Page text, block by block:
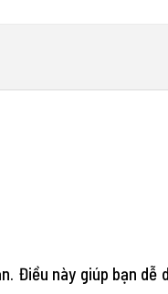
Điều này giúp bạn dễ